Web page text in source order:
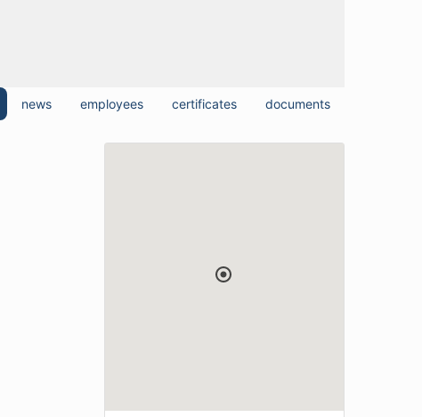
news employees certificates documents